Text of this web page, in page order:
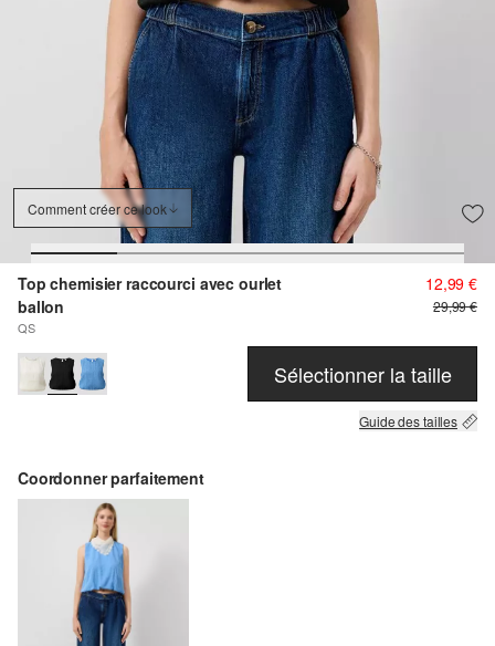
Comment créer ce look
Top chemisier raccourci avec ourlet
ballon
QS
12,99 €
29,99 €
Sélectionner la taille
Guide des tailles
Coordonner parfaitement